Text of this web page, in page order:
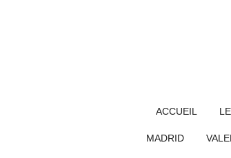
ACCUEIL
MADRID